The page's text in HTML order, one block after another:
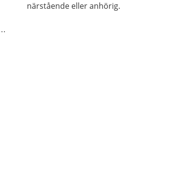
närstående eller anhörig.